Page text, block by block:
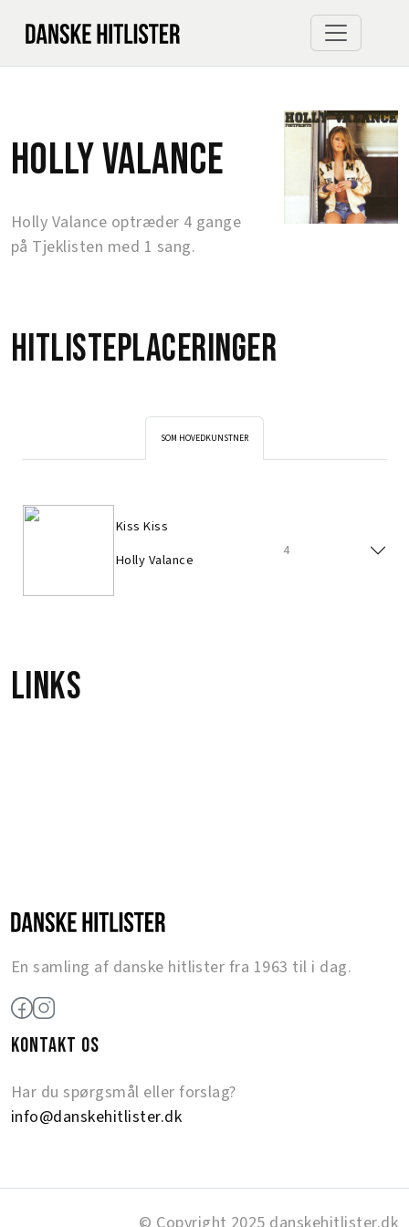
Holly Valance
Holly Valance optræder 4 gange
på Tjeklisten med 1 sang.
Hitlisteplaceringer
SOM HOVEDKUNSTNER
Kiss Kiss
Holly Valance
4
Links
En samling af danske hitlister fra 1963 til i dag.
KONTAKT OS
Har du spørgsmål eller forslag?
info@danskehitlister.dk